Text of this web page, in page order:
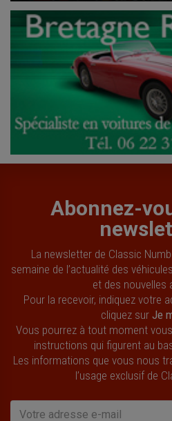
Abonnez-
La newsletter de Classic
semaine de l’actualité des
et des nouvelles
Pour la recevoir, indiquez votre
cliquez sur Je
Vous pourrez à tout moment
instructions qui figurent au
Les informations que vous nous
l’usage exclusif de